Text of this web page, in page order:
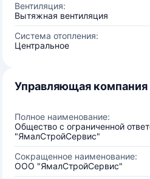
Вентиляция:
Вытяжная вентиляция
Система отопления:
Центральное
Управляющая компания
Полное наименование:
Общество с ограниченной
"ЯмалСтройСервис"
Сокращенное наименование:
ООО "ЯмалСтройСервис"